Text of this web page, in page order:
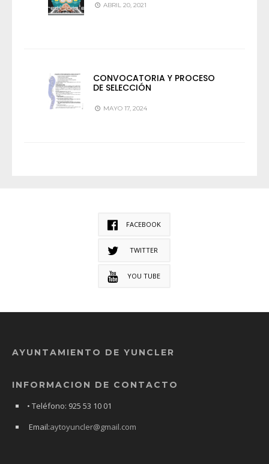
ABRIL 20, 2021
CONVOCATORIA Y PROCESO
DE SELECCIÓN
MAYO 17, 2024
FACEBOOK
TWITTER
YOU TUBE
AYUNTAMIENTO DE YUNCLER
INFORMACION DE CONTACTO
• Teléfono: 925 53 10 01
Email:aytoyuncler@gmail.com